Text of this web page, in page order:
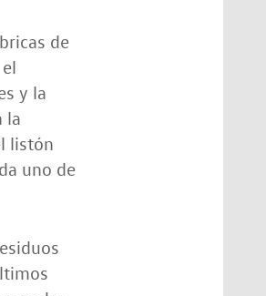
de
el
y la
la
listón
uno de